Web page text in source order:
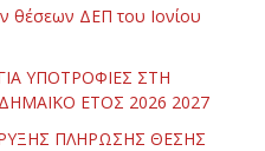
θέσεων ΔΕΠ του Ιονίου
ΥΠΟΤΡΟΦΙΕΣ ΣΤΗ
ΕΤΟΣ 2026 2027
ΠΛΗΡΩΣΗΣ ΘΕΣΗΣ